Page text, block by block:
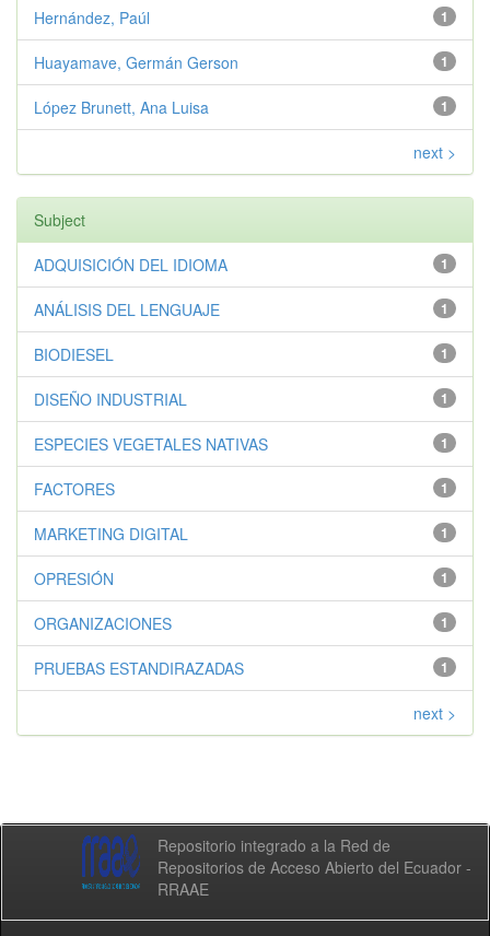
1
Hernández, Paúl
1
Huayamave, Germán Gerson
1
López Brunett, Ana Luisa
next >
Subject
1
ADQUISICIÓN DEL IDIOMA
1
ANÁLISIS DEL LENGUAJE
1
BIODIESEL
1
DISEÑO INDUSTRIAL
1
ESPECIES VEGETALES NATIVAS
1
FACTORES
1
MARKETING DIGITAL
1
OPRESIÓN
1
ORGANIZACIONES
1
PRUEBAS ESTANDIRAZADAS
next >
Repositorio integrado a la Red de
Repositorios de Acceso Abierto del Ecuador -
RRAAE